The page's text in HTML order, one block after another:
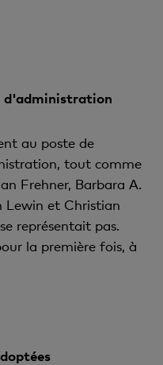
d'administration
au poste de
tout comme
Frehner, Barbara A.
Lewin et Christian
représentait pas.
la première fois, à